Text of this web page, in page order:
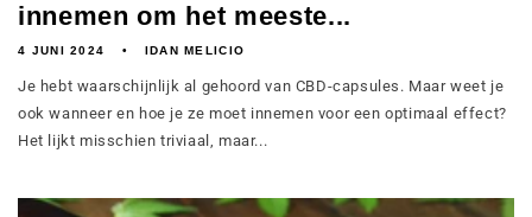
innemen om het meeste...
4 JUNI 2024 IDAN MELICIO
Je hebt waarschijnlijk al gehoord van CBD-capsules. Maar weet je
ook wanneer en hoe je ze moet innemen voor een optimaal effect?
Het lijkt misschien triviaal, maar...